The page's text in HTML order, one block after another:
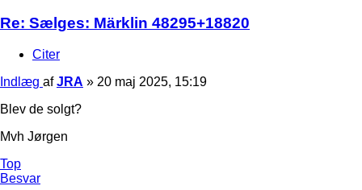
Re: Sælges: Märklin 48295+18820
Citer
Indlæg afJRA » 20 maj 2025, 15:19
Blev de solgt?
Mvh Jørgen
Top
Besvar